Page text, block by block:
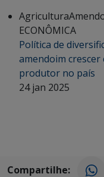
Agricultura
ECONÔMICA
Política de
amendoim
produtor no país
24 jan 2025
Compartilhe: